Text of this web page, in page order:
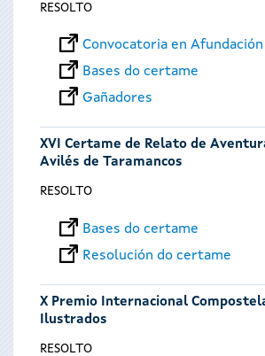
RESOLTO
Convocatoria en Afundación
Bases do certame
Gañadores
XVI Certame de Relato de
Avilés de Taramancos
RESOLTO
Bases do certame
Resolución do certame
X Premio Internacional
Ilustrados
RESOLTO